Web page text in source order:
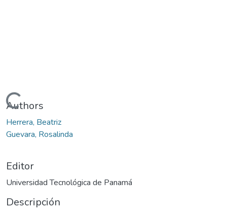
Cargando...
Authors
Herrera, Beatriz
Guevara, Rosalinda
Editor
Universidad Tecnológica de Panamá
Descripción